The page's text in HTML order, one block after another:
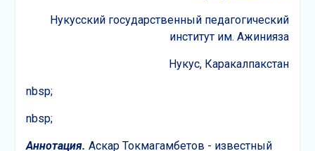
Нукусский государственный педагогический
институт им. Ажинияза
Нукус, Каракалпакстан
nbsp;
nbsp;
Аннотация. Аскар Токмагамбетов - известный